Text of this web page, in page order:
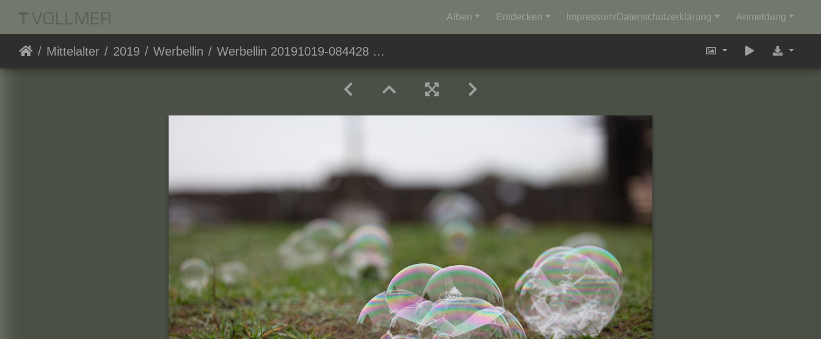
Alben Entdecken Impressum/Datenschutzerklärung Anmeldung
Mittelalter 2019 Werbellin Werbellin 20191019-084428 2778